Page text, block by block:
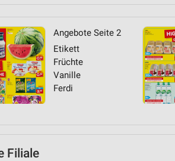
Angebote Seite 2
Etikett
Früchte
Vanille
Ferdi
Filiale
aktiv angeforderten Informationen